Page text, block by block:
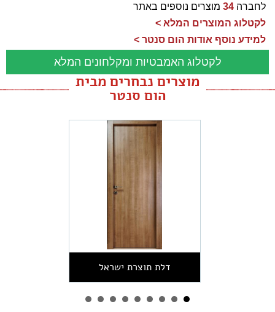
לחברה 34 מוצרים נוספים באתר
לקטלוג המוצרים המלא >
למידע נוסף אודות הום סנטר >
לקטלוג האמבטיות ומקלחונים המלא
מוצרים נבחרים מבית
הום סנטר
דלת תוצרת ישראל